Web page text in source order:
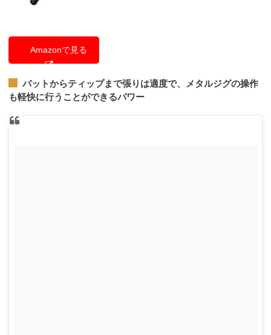
Amazonで見る
バットからティップまで張りは適度で、メタルジグの操作
も軽快に行うことができるパワー